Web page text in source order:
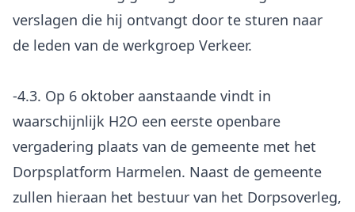
verslagen die hij ontvangt door te sturen naar
de leden van de werkgroep Verkeer.
-4.3. Op 6 oktober aanstaande vindt in
waarschijnlijk H2O een eerste openbare
vergadering plaats van de gemeente met het
Dorpsplatform Harmelen. Naast de gemeente
zullen hieraan het bestuur van het Dorpsoverleg,